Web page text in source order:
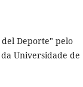
Deporte" pelo
Universidade de